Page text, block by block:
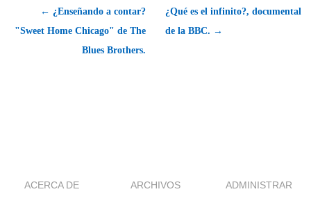
← ¿Enseñando a contar?
"Sweet Home Chicago" de The
Blues Brothers.
¿Qué es el infinito?, documental
de la BBC. →
ACERCA DE ARCHIVOS ADMINISTRAR